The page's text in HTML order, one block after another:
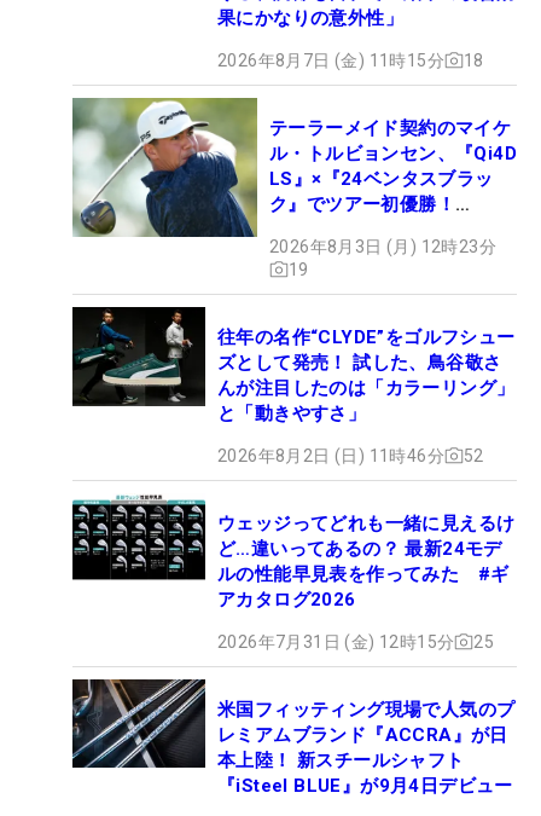
果にかなりの意外性」
2026年8月7日 (金) 11時15分 18
テーラーメイド契約のマイケ
ル・トルビョンセン、『Qi4D
LS』×『24ベンタスブラッ
ク』でツアー初優勝！
2026年8月3日 (月) 12時23分
19
往年の名作“CLYDE”をゴルフシュー
ズとして発売！ 試した、鳥谷敬さ
んが注目したのは「カラーリング」
と「動きやすさ」
2026年8月2日 (日) 11時46分 52
ウェッジってどれも一緒に見えるけ
ど…違いってあるの？ 最新24モデ
ルの性能早見表を作ってみた #ギ
アカタログ2026
2026年7月31日 (金) 12時15分 25
米国フィッティング現場で人気のプ
レミアムブランド『ACCRA』が日
本上陸！ 新スチールシャフト
『iSteel BLUE』が9月4日デビュー